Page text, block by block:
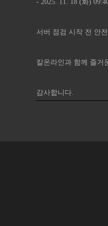
- 2025. 11. 18 (화)
서버 점검 시작 전 안
칼온라인과 함께 즐거
감사합니다.​​​​​​​​​​​​​​​​​​​​​​​​​​​​​​​​​​​​​​​​​​​​​​​​​​​​​​​​​​​​​​​​​​​​​​​​​​​​​​​​​​​​